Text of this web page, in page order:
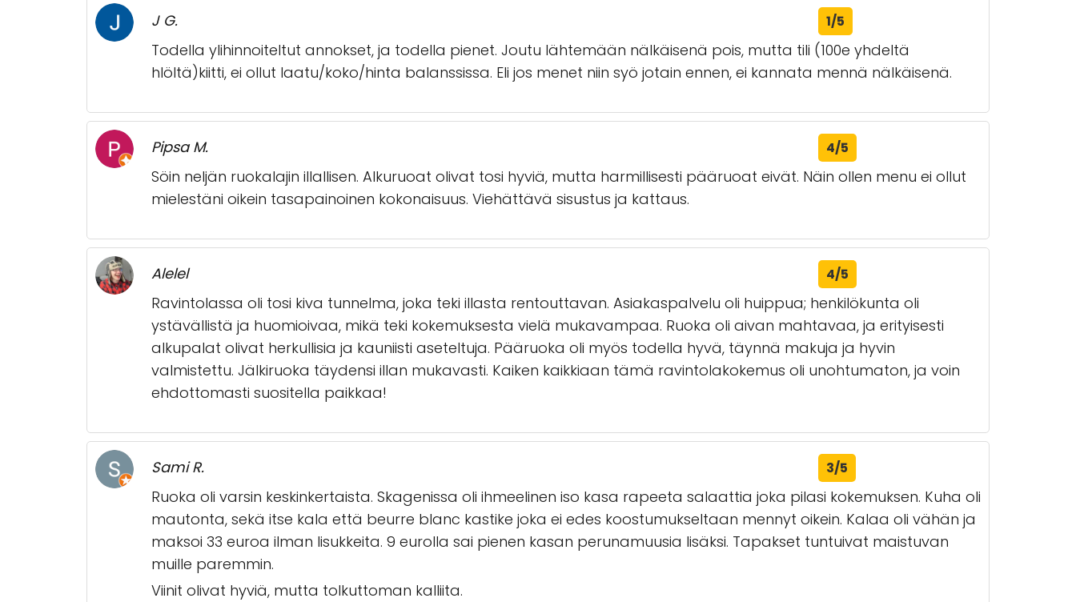
J G. 1/5
Todella ylihinnoiteltut annokset, ja todella pienet. Joutu lähtemään nälkäisenä pois, mutta tili (100e yhdeltä
hlöltä)kiitti, ei ollut laatu/koko/hinta balanssissa. Eli jos menet niin syö jotain ennen, ei kannata mennä nälkäisenä.
Pipsa M. 4/5
Söin neljän ruokalajin illallisen. Alkuruoat olivat tosi hyviä, mutta harmillisesti pääruoat eivät. Näin ollen menu ei ollut
mielestäni oikein tasapainoinen kokonaisuus. Viehättävä sisustus ja kattaus.
Alelel 4/5
Ravintolassa oli tosi kiva tunnelma, joka teki illasta rentouttavan. Asiakaspalvelu oli huippua; henkilökunta oli
ystävällistä ja huomioivaa, mikä teki kokemuksesta vielä mukavampaa. Ruoka oli aivan mahtavaa, ja erityisesti
alkupalat olivat herkullisia ja kauniisti aseteltuja. Pääruoka oli myös todella hyvä, täynnä makuja ja hyvin
valmistettu. Jälkiruoka täydensi illan mukavasti. Kaiken kaikkiaan tämä ravintolakokemus oli unohtumaton, ja voin
ehdottomasti suositella paikkaa!
Sami R. 3/5
Ruoka oli varsin keskinkertaista. Skagenissa oli ihmeelinen iso kasa rapeeta salaattia joka pilasi kokemuksen. Kuha oli
mautonta, sekä itse kala että beurre blanc kastike joka ei edes koostumukseltaan mennyt oikein. Kalaa oli vähän ja
maksoi 33 euroa ilman lisukkeita. 9 eurolla sai pienen kasan perunamuusia lisäksi. Tapakset tuntuivat maistuvan
muille paremmin.
Viinit olivat hyviä, mutta tolkuttoman kalliita.